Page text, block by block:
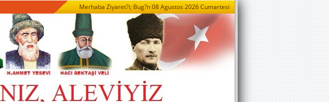
Merhaba Ziyaret?i; Bug?n08 Agustos 2026 Cumartesi